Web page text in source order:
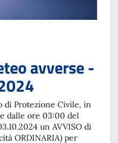
avverse -
di Protezione Civile, in
dalle ore 03:00 del
un AVVISO di
ORDINARIA) per